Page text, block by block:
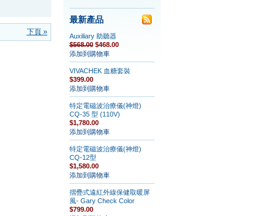
下頁 »
最新產品
Auxiliary 助聽器
$568.00$468.00
添加到購物車
VIVACHEK 血糖套裝
$399.00
添加到購物車
特定電磁波治療儀(神燈)
CQ-35 型 (110V)
$1,780.00
添加到購物車
特定電磁波治療儀(神燈)
CQ-12型
$1,580.00
添加到購物車
摺疊式遠紅外線保健取暖屏
風- Gary Check Color
$799.00